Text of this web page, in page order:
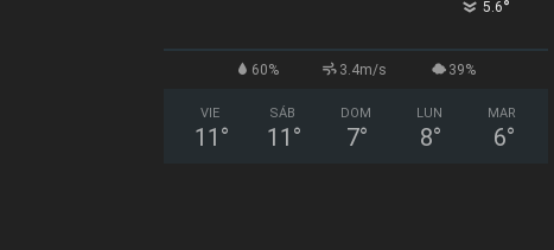
5.6°
60% 3.4m/s 39%
VIE
11 °
SÁB
11 °
DOM
7°
LUN
8°
MAR
6°